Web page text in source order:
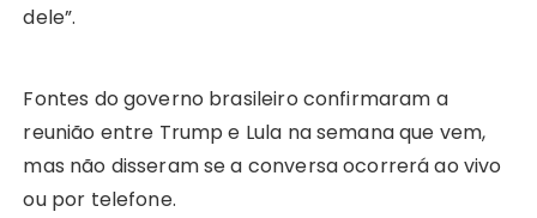
dele”.
Fontes do governo brasileiro confirmaram a
reunião entre Trump e Lula na semana que vem,
mas não disseram se a conversa ocorrerá ao vivo
ou por telefone.